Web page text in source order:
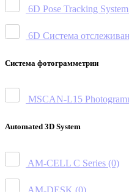
6D Pose Tracking System
6D Система
Система фотограмметрии
MSCAN-L15
Automated 3D System
AM-CELL C Series (0)
AM-DESK (0)